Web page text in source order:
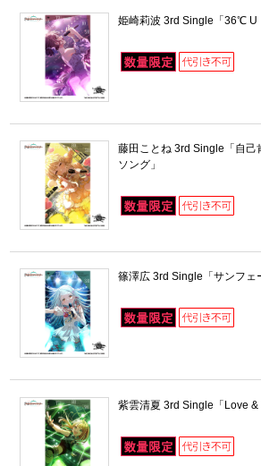
姫崎莉波 3rd Single「36℃ U
藤田ことね 3rd Single「自己
ソング」
篠澤広 3rd Single「サンフェ
紫雲清夏 3rd Single「Love &